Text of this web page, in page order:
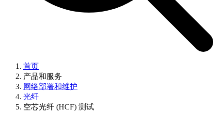
首页
产品和服务
网络部署和维护
光纤
空芯光纤 (HCF) 测试